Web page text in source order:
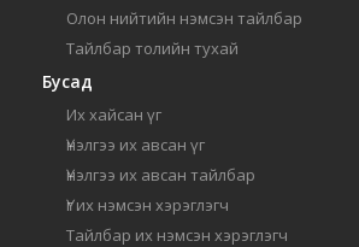
Олон нийтийн нэмсэн тайлбар
Тайлбар толийн тухай
Бусад
Их хайсан үг
Үнэлгээ их авсан үг
Үнэлгээ их авсан тайлбар
Үг их нэмсэн хэрэглэгч
Тайлбар их нэмсэн хэрэглэгч